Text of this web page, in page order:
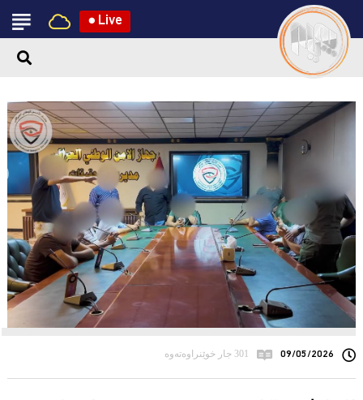
● Live
09/05/2026 301 جار خوێنراوەتەوە